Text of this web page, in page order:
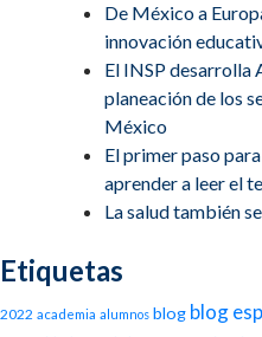
De México a
innovación
El INSP desarrolla
planeación de los
México
El primer paso
aprender a leer el
La salud también
Etiquetas
2022 academia alumnos blog blog